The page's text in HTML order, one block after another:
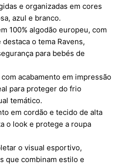
e organizadas em cores
azul e branco.
100% algodão europeu, com
o tema Ravens,
para bebés de
acabamento em impressão
para proteger do frio
temático.
em cordão e tecido de alta
o look e protege a roupa
o visual esportivo,
que combinam estilo e